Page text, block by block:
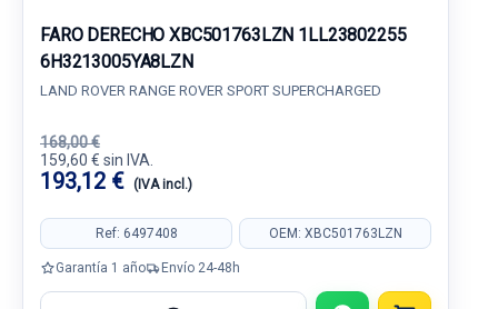
FARO DERECHO XBC501763LZN 1LL23802255
6H3213005YA8LZN
LAND ROVER RANGE ROVER SPORT SUPERCHARGED
168,00 €
159,60 € sin IVA.
193,12 € (IVA incl.)
Ref: 6497408 OEM: XBC501763LZN
Garantía 1 año Envío 24-48h